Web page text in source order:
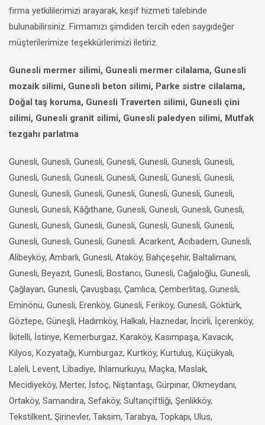
firma yetkililerimizi arayarak, keşif hizmeti talebinde
bulunabilirsiniz. Firmamızı şimdiden tercih eden saygıdeğer
müşterilerimize teşekkürlerimizi iletiriz.
Gunesli mermer silimi, Gunesli mermer cilalama, Gunesli
mozaik silimi, Gunesli beton silimi, Parke sistre cilalama,
Doğal taş koruma, Gunesli Traverten silimi, Gunesli çini
silimi, Gunesli granit silimi, Gunesli paledyen silimi, Mutfak
tezgahı parlatma
Gunesli, Gunesli, Gunesli, Gunesli, Gunesli, Gunesli, Gunesli,
Gunesli, Gunesli, Gunesli, Gunesli, Gunesli, Gunesli, Gunesli,
Gunesli, Gunesli, Gunesli, Gunesli, Gunesli, Gunesli, Gunesli,
Gunesli, Gunesli, Kâğıthane, Gunesli, Gunesli, Gunesli, Gunesli,
Gunesli, Gunesli, Gunesli, Gunesli, Gunesli, Gunesli, Gunesli,
Gunesli, Gunesli, Gunesli, Gunesli. Acarkent, Acıbadem, Gunesli,
Alibeyköy, Ambarlı, Gunesli, Ataköy, Bahçeşehir, Baltalimanı,
Gunesli, Beyazıt, Gunesli, Bostancı, Gunesli, Cağaloğlu, Gunesli,
Çağlayan, Gunesli, Çavuşbaşı, Çamlıca, Çemberlitaş, Gunesli,
Eminönü, Gunesli, Erenköy, Gunesli, Feriköy, Gunesli, Göktürk,
Göztepe, Güneşli, Hadımköy, Halkalı, Haznedar, İncirli, İçerenköy,
İkitelli, İstinye, Kemerburgaz, Karaköy, Kasımpaşa, Kavacık,
Kilyos, Kozyatağı, Kumburgaz, Kurtköy, Kurtuluş, Küçükyalı,
Laleli, Levent, Libadiye, Ihlamurkuyu, Maçka, Maslak,
Mecidiyeköy, Merter, İstoç, Niştantaşı, Gürpınar, Okmeydanı,
Ortaköy, Samandıra, Sefaköy, Sultançiftliği, Şenlikköy,
Tekstilkent, Şirinevler, Taksim, Tarabya, Topkapı, Ulus,